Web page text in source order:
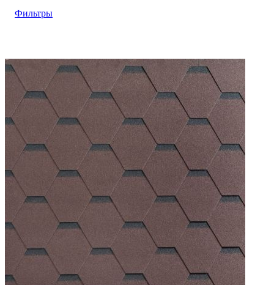
Фильтры